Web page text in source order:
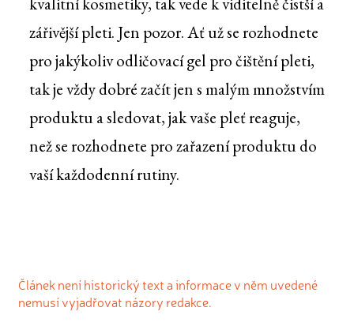
zářivější pleti. Jen pozor. Ať už se rozhodnete
pro jakýkoliv odličovací gel pro čištění pleti,
tak je vždy dobré začít jen s malým množstvím
produktu a sledovat, jak vaše pleť reaguje,
než se rozhodnete pro zařazení produktu do
vaší každodenní rutiny.
Článek není historický text a informace v něm uvedené
nemusí vyjadřovat názory redakce.